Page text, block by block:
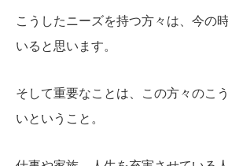
こうしたニーズを持つ方々は、今の
いると思います。
そして重要なことは、この方々のこ
いということ。